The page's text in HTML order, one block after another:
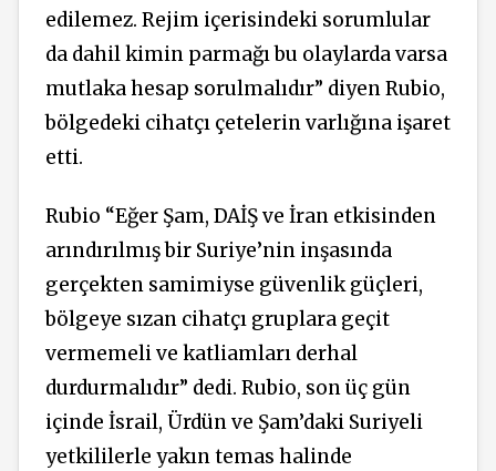
edilemez. Rejim içerisindeki sorumlular
da dahil kimin parmağı bu olaylarda varsa
mutlaka hesap sorulmalıdır” diyen Rubio,
bölgedeki cihatçı çetelerin varlığına işaret
etti.
Rubio “Eğer Şam, DAİŞ ve İran etkisinden
arındırılmış bir Suriye’nin inşasında
gerçekten samimiyse güvenlik güçleri,
bölgeye sızan cihatçı gruplara geçit
vermemeli ve katliamları derhal
durdurmalıdır” dedi. Rubio, son üç gün
içinde İsrail, Ürdün ve Şam’daki Suriyeli
yetkililerle yakın temas halinde